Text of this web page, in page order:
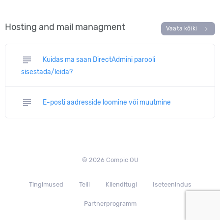
Hosting and mail managment Vaata kõiki chevron_right
subject
Kuidas ma saan DirectAdmini parooli
sisestada/leida?
subject E-posti aadresside loomine või muutmine
© 2026 Compic OU
Tingimused Telli Klienditugi Iseteenindus
Partnerprogramm